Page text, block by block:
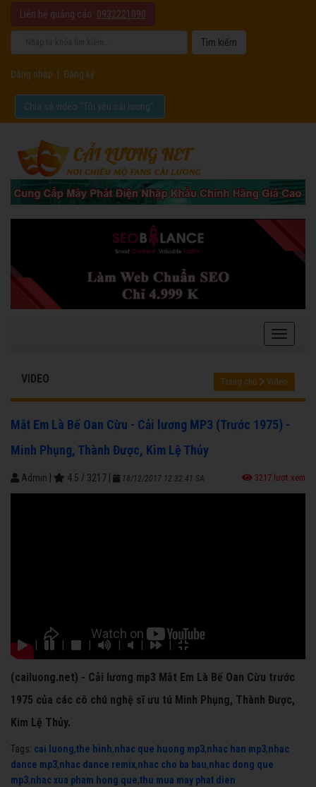
Liên hệ quảng cáo: 0932221090
Đăng nhập Đăng ký
Chia sẻ video "Tôi yêu cải lương".
VIDEO Trang chủ Video
Mắt Em Là Bế Oan Cừu - Cải lương MP3 (Trước 1975) -
Minh Phụng, Thành Được, Kim Lệ Thủy
Admin 4.5 / 3217 18/12/2017 12:32:41 SA 3217 lượt xem
(cailuong.net) - Cải lương mp3 Mắt Em Là Bế Oan Cừu trước
1975 của các cô chú nghệ sĩ ưu tú Minh Phụng, Thành Được,
Kim Lệ Thủy.
Tags: cai luong,the hinh,nhac que huong mp3,nhac han mp3,nhac
dance mp3,nhac dance remix,nhac cho ba bau,nhac dong que
mp3,nhac xua pham hong que,thu mua may phat dien